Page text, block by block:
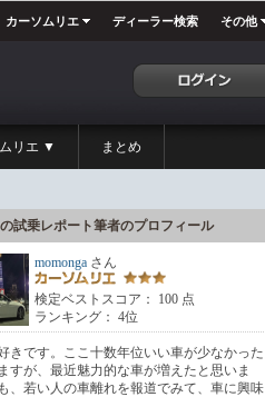
カーソムリエ ディーラー検索 その他
リエ ▼ まとめ
試乗レポート筆者のプロフィール
momonga さん
検定ベストスコア： 100 点
ランキング： 4位
きです。ここ十数年位いい車が少なかった
すが、最近魅力的な車が増えたと思いま
、若い人の車離れを報道でみて、車に興味